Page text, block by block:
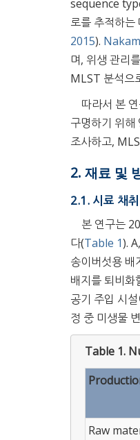
sequence
로를 추적하는
2015).
며, 위생 관리
MLST 분석으
따라서 본
구명하기 위해
조사하고,
2. 재료 및
2.1. 시료 채
본 연구는
다(Table 1).
송이버섯용 배
배지를 퇴비화
공기 주입 시
정 중 미생물
Table 1.
Raw